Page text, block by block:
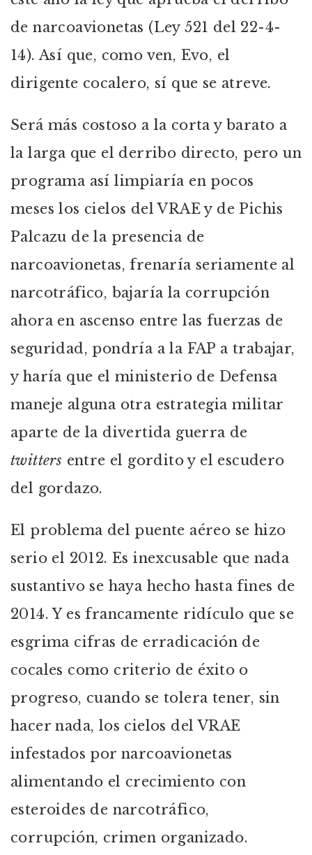
de narcoavionetas (Ley 521 del 22-4-
14). Así que, como ven, Evo, el
dirigente cocalero, sí que se atreve.
Será más costoso a la corta y barato a
la larga que el derribo directo, pero un
programa así limpiaría en pocos
meses los cielos del VRAE y de Pichis
Palcazu de la presencia de
narcoavionetas, frenaría seriamente al
narcotráfico, bajaría la corrupción
ahora en ascenso entre las fuerzas de
seguridad, pondría a la FAP a trabajar,
y haría que el ministerio de Defensa
maneje alguna otra estrategia militar
aparte de la divertida guerra de
twitters entre el gordito y el escudero
del gordazo.
El problema del puente aéreo se hizo
serio el 2012. Es inexcusable que nada
sustantivo se haya hecho hasta fines de
2014. Y es francamente ridículo que se
esgrima cifras de erradicación de
cocales como criterio de éxito o
progreso, cuando se tolera tener, sin
hacer nada, los cielos del VRAE
infestados por narcoavionetas
alimentando el crecimiento con
esteroides de narcotráfico,
corrupción, crimen organizado.